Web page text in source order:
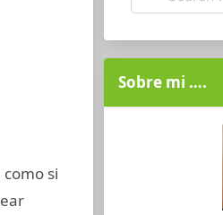
si
Sobre mi ….